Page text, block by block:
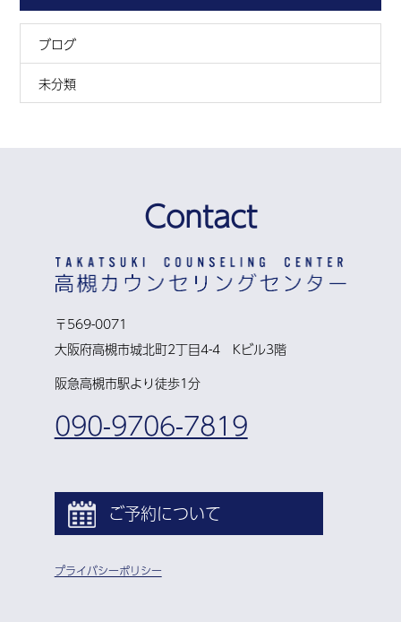
ブログ
未分類
Contact
〒569-0071
大阪府高槻市城北町2丁目4-4 Kビル3階
阪急高槻市駅より徒歩1分
090-9706-7819
ご予約について
プライバシーポリシー